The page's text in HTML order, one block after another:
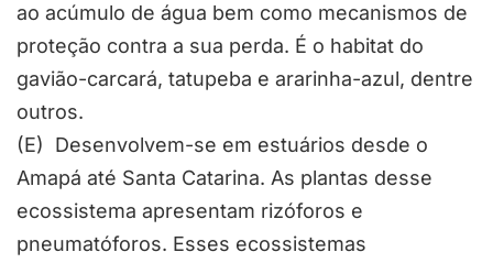
ao acúmulo de água bem como mecanismos de
proteção contra a sua perda. É o habitat do
gavião-carcará, tatupeba e ararinha-azul, dentre
outros.
(E) Desenvolvem-se em estuários desde o
Amapá até Santa Catarina. As plantas desse
ecossistema apresentam rizóforos e
pneumatóforos. Esses ecossistemas